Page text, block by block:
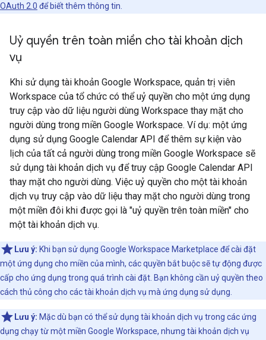
OAuth 2.0 để biết thêm thông tin.
Uỷ quyền trên toàn miền cho tài khoản dịch
vụ
Khi sử dụng tài khoản Google Workspace, quản trị viên
Workspace của tổ chức có thể uỷ quyền cho một ứng dụng
truy cập vào dữ liệu người dùng Workspace thay mặt cho
người dùng trong miền Google Workspace. Ví dụ: một ứng
dụng sử dụng Google Calendar API để thêm sự kiện vào
lịch của tất cả người dùng trong miền Google Workspace sẽ
sử dụng tài khoản dịch vụ để truy cập Google Calendar API
thay mặt cho người dùng. Việc uỷ quyền cho một tài khoản
dịch vụ truy cập vào dữ liệu thay mặt cho người dùng trong
một miền đôi khi được gọi là "uỷ quyền trên toàn miền" cho
một tài khoản dịch vụ.
Lưu ý: Khi bạn sử dụng Google Workspace Marketplace để cài đặt
một ứng dụng cho miền của mình, các quyền bắt buộc sẽ tự động được
cấp cho ứng dụng trong quá trình cài đặt. Bạn không cần uỷ quyền theo
cách thủ công cho các tài khoản dịch vụ mà ứng dụng sử dụng.
Lưu ý: Mặc dù bạn có thể sử dụng tài khoản dịch vụ trong các ứng
dụng chạy từ một miền Google Workspace, nhưng tài khoản dịch vụ